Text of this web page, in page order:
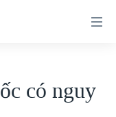
có nguy